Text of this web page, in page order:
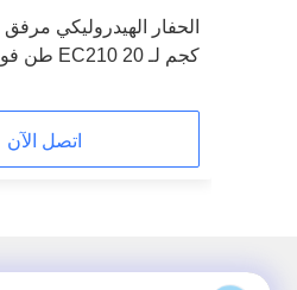
كجم لـ EC210 20 طن فولفو
اتصل الآن